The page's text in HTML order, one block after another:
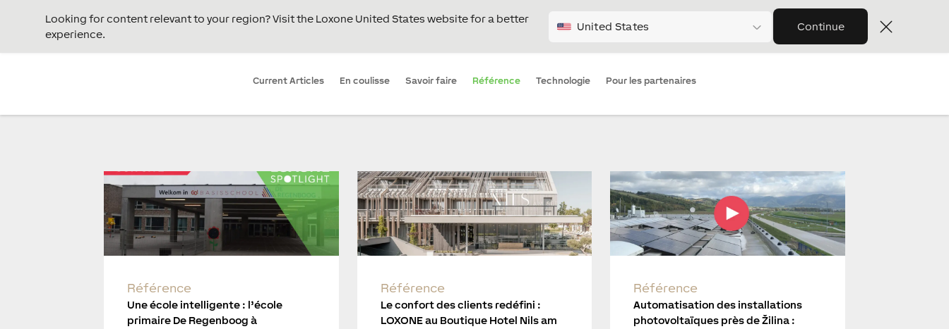
Looking for content relevant to your region? Visit the Loxone United States website for a better
experience.
United States Continue
Current Articles En coulisse Savoir faire Référence Technologie Pour les partenaires
Référence
Une école intelligente : l’école
primaire De Regenboog à
Référence
Le confort des clients redéfini :
LOXONE au Boutique Hotel Nils am
Référence
Automatisation des installations
photovoltaïques près de Žilina :